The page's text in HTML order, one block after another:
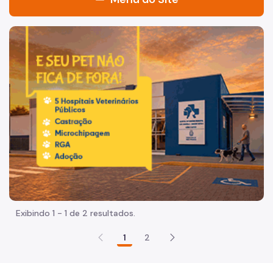
Acesso à Informação
CET
Mobilidade e Trânsito
Participação Social
CET
Mobilidade e Trânsito
Fundo Municipal de Desenvolvimento de Trânsito (FMDT)
Quadro de Serviços
Imagem de um cachorro caramelo e uma gata rajada,
Exibindo 1 - 1 de 2 resultados.
1 2